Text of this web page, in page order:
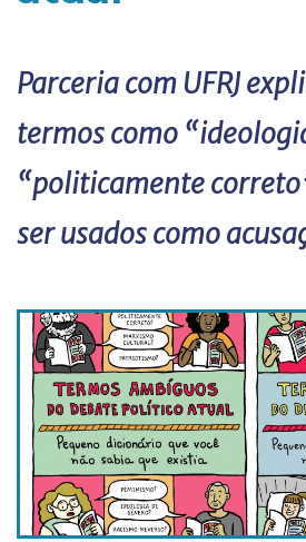
Parceria com UFRJ
termos como
“politicamente
ser usados como